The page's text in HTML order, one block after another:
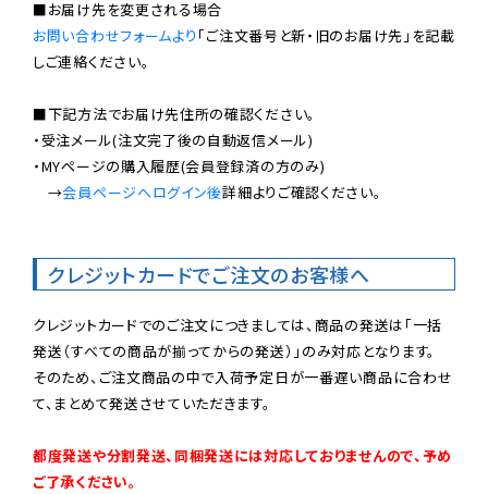
お問い合わせフォームより 「ご注文番号と新・旧のお届け先」を記載
しご連絡ください。
■下記方法でお届け先住所の確認ください。
・受注メール(注文完了後の自動返信メール)
・MYページの購入履歴(会員登録済の方のみ)
→会員ページへログイン後詳細よりご確認ください。
クレジットカードでご注文のお客様へ
クレジットカードでのご注文につきましては、商品の発送は「一括
発送（すべての商品が揃ってからの発送）」のみ対応となります。
そのため、ご注文商品の中で入荷予定日が一番遅い商品に合わせ
て、まとめて発送させていただきます。
都度発送や分割発送、同梱発送には対応しておりませんので、予め
ご了承ください。